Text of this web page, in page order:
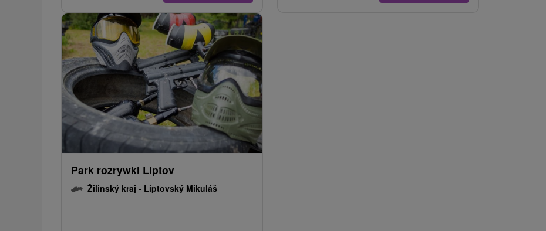
Park rozrywki Liptov
Žilinský kraj - Liptovský Mikuláš